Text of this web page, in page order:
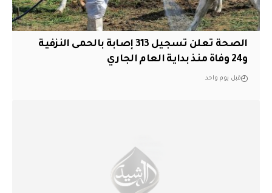
الصحة تعلن تسجيل 313 إصابة بالحمى النزفية
و24 وفاة منذ بداية العام الجاري
قبل يوم واحد